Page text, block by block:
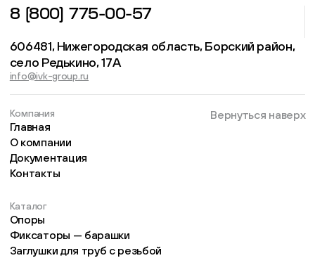
8 (800) 775-00-57
606481, Нижегородская область, Борский район,
село Редькино, 17А
info@ivk-group.ru
Компания
Главная
О компании
Документация
Контакты
Каталог
Опоры
Фиксаторы — барашки
Заглушки для труб с резьбой
Вернуться наверх